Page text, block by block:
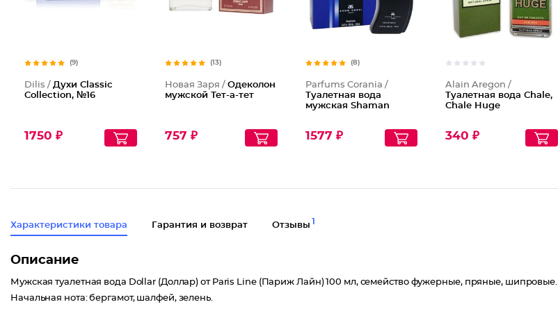
(9)
Dilis / Духи Classic
Collection, №16
1750 ₽
(13)
Новая Заря / Одеколон
мужской Тет-а-тет
757 ₽
(8)
Parfums Corania /
Туалетная вода
мужская Shaman
1577 ₽
Alain Aregon /
Туалетная вода Chale,
Chale Huge
340 ₽
Характеристики товара Гарантия и возврат Отзывы 1
Описание
Мужская туалетная вода Dollar (Доллар) от Paris Line (Париж Лайн) 100 мл, семейство фужерные, пряные, шипровые.
Начальная нота: бергамот, шалфей, зелень.